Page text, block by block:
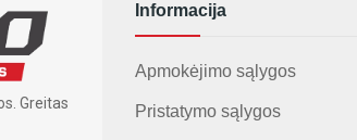
Greitas
Informacija
Apmokėjimo sąlygos
Pristatymo sąlygos